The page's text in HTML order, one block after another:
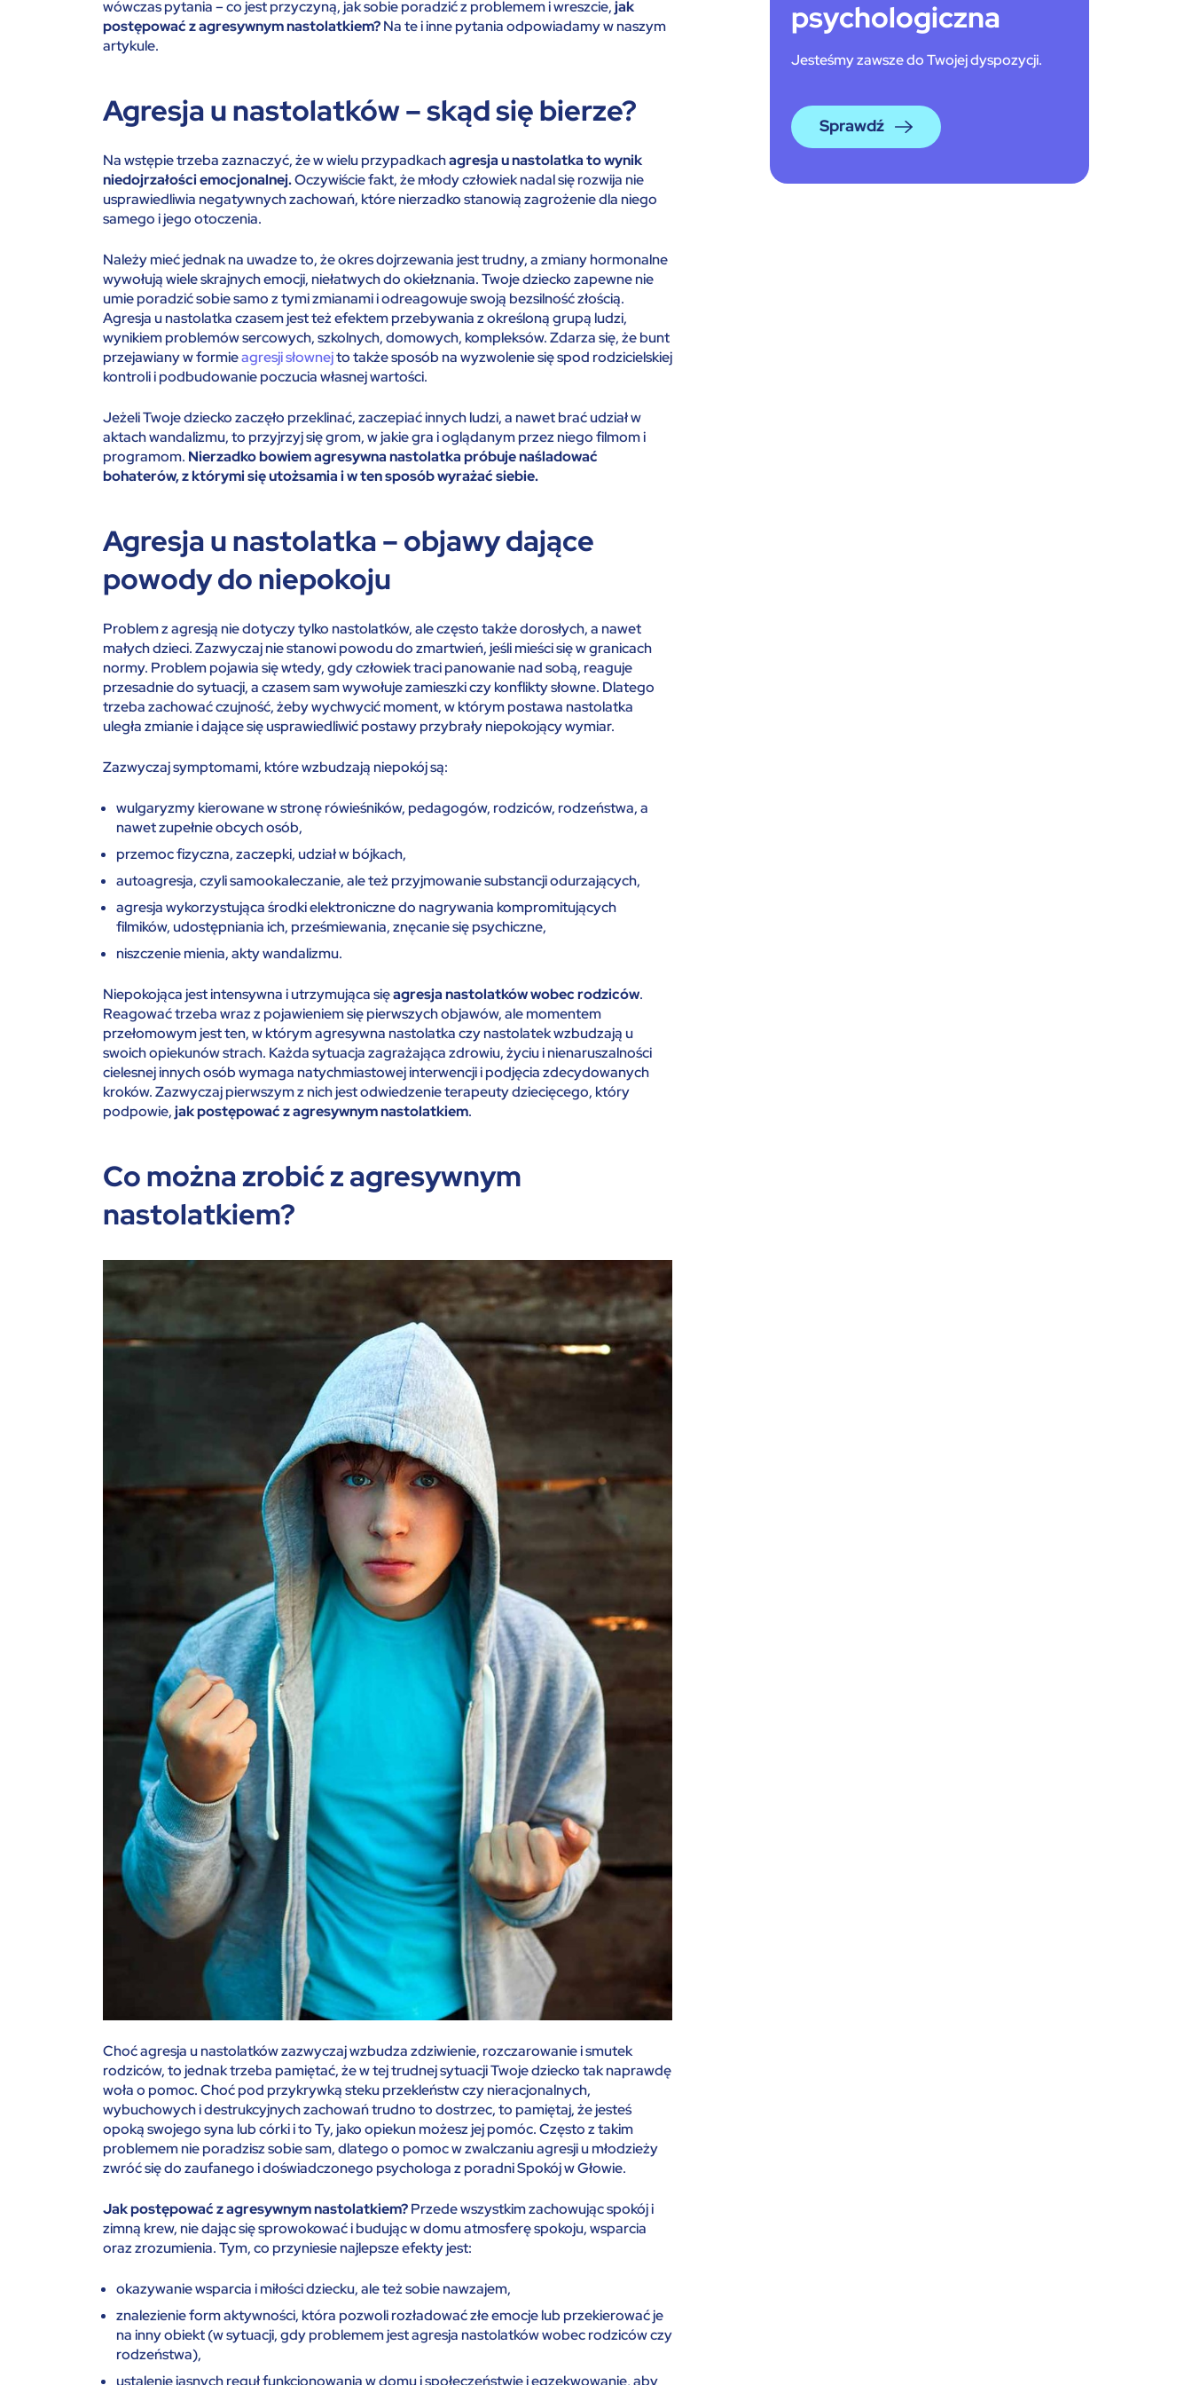
wówczas pytania – co jest przyczyną, jak sobie poradzić z problemem i wreszcie,jak
postępować z agresywnym nastolatkiem?Na te i inne pytania odpowiadamy w naszym
artykule.
Agresja u nastolatków – skąd się bierze?
Na wstępie trzeba zaznaczyć, że w wielu przypadkachagresja u nastolatka to wynik
niedojrzałości emocjonalnej.Oczywiście fakt, że młody człowiek nadal się rozwija nie
usprawiedliwia negatywnych zachowań, które nierzadko stanowią zagrożenie dla niego
samego i jego otoczenia.
Należy mieć jednak na uwadze to, że okres dojrzewania jest trudny, a zmiany hormonalne
wywołują wiele skrajnych emocji, niełatwych do okiełznania. Twoje dziecko zapewne nie
umie poradzić sobie samo z tymi zmianami i odreagowuje swoją bezsilność złością.
Agresja u nastolatka czasem jest też efektem przebywania z określoną grupą ludzi,
wynikiem problemów sercowych, szkolnych, domowych, kompleksów. Zdarza się, że bunt
przejawiany w formieagresji słownejto także sposób na wyzwolenie się spod rodzicielskiej
kontroli i podbudowanie poczucia własnej wartości.
Jeżeli Twoje dziecko zaczęło przeklinać, zaczepiać innych ludzi, a nawet brać udział w
aktach wandalizmu, to przyjrzyj się grom, w jakie gra i oglądanym przez niego filmom i
programom. Nierzadko bowiem agresywna nastolatka próbuje naśladować
bohaterów, z którymi się utożsamia i w ten sposób wyrażać siebie.
Agresja u nastolatka – objawy dające
powody do niepokoju
Problem z agresją nie dotyczy tylko nastolatków, ale często także dorosłych, a nawet
małych dzieci. Zazwyczaj nie stanowi powodu do zmartwień, jeśli mieści się w granicach
normy. Problem pojawia się wtedy, gdy człowiek traci panowanie nad sobą, reaguje
przesadnie do sytuacji, a czasem sam wywołuje zamieszki czy konflikty słowne. Dlatego
trzeba zachować czujność, żeby wychwycić moment, w którym postawa nastolatka
uległa zmianie i dające się usprawiedliwić postawy przybrały niepokojący wymiar.
Zazwyczaj symptomami, które wzbudzają niepokój są:
wulgaryzmy kierowane w stronę rówieśników, pedagogów, rodziców, rodzeństwa, a
nawet zupełnie obcych osób,
przemoc fizyczna, zaczepki, udział w bójkach,
autoagresja, czyli samookaleczanie, ale też przyjmowanie substancji odurzających,
agresja wykorzystująca środki elektroniczne do nagrywania kompromitujących
filmików, udostępniania ich, prześmiewania, znęcanie się psychiczne,
niszczenie mienia, akty wandalizmu.
Niepokojąca jest intensywna i utrzymująca sięagresja nastolatków wobec rodziców.
Reagować trzeba wraz z pojawieniem się pierwszych objawów, ale momentem
przełomowym jest ten, w którym agresywna nastolatka czy nastolatek wzbudzają u
swoich opiekunów strach. Każda sytuacja zagrażająca zdrowiu, życiu i nienaruszalności
cielesnej innych osób wymaga natychmiastowej interwencji i podjęcia zdecydowanych
kroków. Zazwyczaj pierwszym z nich jest odwiedzenie terapeuty dziecięcego, który
podpowie,jak postępować z agresywnym nastolatkiem.
Co można zrobić z agresywnym
nastolatkiem?
Choć agresja u nastolatków zazwyczaj wzbudza zdziwienie, rozczarowanie i smutek
rodziców, to jednak trzeba pamiętać, że w tej trudnej sytuacji Twoje dziecko tak naprawdę
woła o pomoc. Choć pod przykrywką steku przekleństw czy nieracjonalnych,
wybuchowych i destrukcyjnych zachowań trudno to dostrzec, to pamiętaj, że jesteś
opoką swojego syna lub córki i to Ty, jako opiekun możesz jej pomóc. Często z takim
problemem nie poradzisz sobie sam, dlatego o pomoc w zwalczaniu agresji u młodzieży
zwróć się do zaufanego i doświadczonego psychologa z poradni Spokój w Głowie.
Jak postępować z agresywnym nastolatkiem?Przede wszystkim zachowując spokój i
zimną krew, nie dając się sprowokować i budując w domu atmosferę spokoju, wsparcia
oraz zrozumienia. Tym, co przyniesie najlepsze efekty jest:
okazywanie wsparcia i miłości dziecku, ale też sobie nawzajem,
znalezienie form aktywności, która pozwoli rozładować złe emocje lub przekierować je
na inny obiekt (w sytuacji, gdy problemem jest agresja nastolatków wobec rodziców czy
rodzeństwa),
psychologiczna
Jesteśmy zawsze do Twojej dyspozycji.
Sprawdź